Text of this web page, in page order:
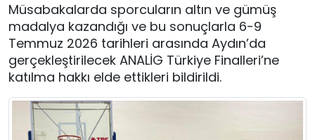
Müsabakalarda sporcuların altın ve gümüş
madalya kazandığı ve bu sonuçlarla 6-9
Temmuz 2026 tarihleri arasında Aydın’da
gerçekleştirilecek ANALİG Türkiye Finalleri’ne
katılma hakkı elde ettikleri bildirildi.